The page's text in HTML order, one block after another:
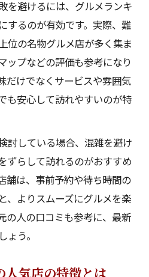
を避けるには、グルメランキ
するのが有効です。実際、難
位の名物グルメ店が多く集ま
ップなどの評価も参考になり
だけでなくサービスや雰囲気
も安心して訪れやすいのが特
討している場合、混雑を避け
ずらして訪れるのがおすすめ
舗は、事前予約や待ち時間の
、よりスムーズにグルメを楽
の人の口コミも参考に、最新
う。
人気店の特徴とは